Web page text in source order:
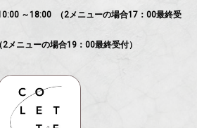
～18:00 （2メニューの場合17：00最終受
ニューの場合19：00最終受付）